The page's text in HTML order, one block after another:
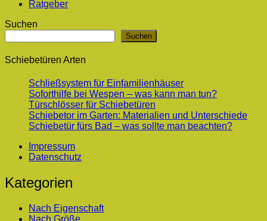
Ratgeber
Suchen
Suchen
Schiebetüren Arten
Schließsystem für Einfamilienhäuser
Soforthilfe bei Wespen – was kann man tun?
Türschlösser für Schiebetüren
Schiebetor im Garten: Materialien und Unterschiede
Schiebetür fürs Bad – was sollte man beachten?
Impressum
Datenschutz
Kategorien
Nach Eigenschaft
Nach Größe